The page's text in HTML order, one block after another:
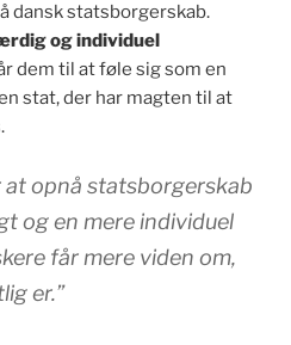
dansk statsborgerskab.
og individuel
dem til at føle sig som en
stat, der har magten til at
at opnå statsborgerskab
og en mere individuel
får mere viden om,
er.”